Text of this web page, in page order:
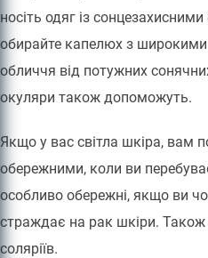
носіть одяг із
обирайте капелюх з
обличчя від потужних
окуляри також допоможуть.
Якщо у вас світла шкіра, вам
обережними, коли ви
особливо обережні, якщо ви
страждає на рак шкіри.
соляріїв.